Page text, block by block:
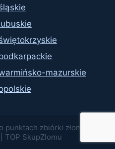
mazurskie
zbiórki złomu w
SkupZlomu